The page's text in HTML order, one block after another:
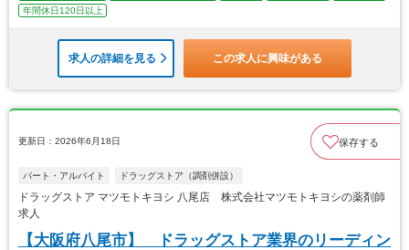
年間休日120日以上
求人の詳細を見る この求人に興味がある
更新日：2026年6月18日 保存する
パート・アルバイト ドラッグストア（調剤併設）
ドラッグストア マツモトキヨシ 八尾店 株式会社マツモトキヨシの薬剤師
求人
【大阪府八尾市】 ドラッグストア業界のリーディン